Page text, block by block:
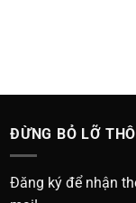
ĐỪNG BỎ LỠ
Đăng ký để nhận